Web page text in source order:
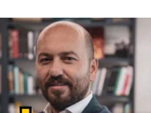
TEKNOLOJİ
YAŞAM
YEREL YÖNETİMLER